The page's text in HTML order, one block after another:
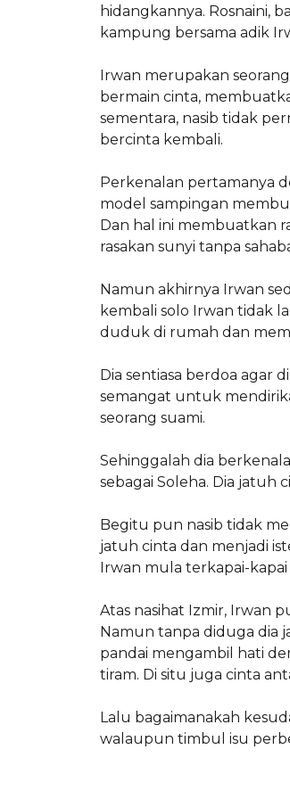
hidangkannya. Rosnaini,
kampung bersama adik
Irwan merupakan
bermain cinta,
sementara, nasib tidak
bercinta kembali.
Perkenalan pertamanya
model sampingan
Dan hal ini membuatkan
rasakan sunyi tanpa
Namun akhirnya Irwan
kembali solo Irwan tidak
duduk di rumah dan
Dia sentiasa berdoa agar
semangat untuk
seorang suami.
Sehinggalah dia
sebagai Soleha. Dia jatuh
Begitu pun nasib tidak
jatuh cinta dan menjadi
Irwan mula terkapai-kapai
Atas nasihat Izmir, Irwan
Namun tanpa diduga dia
pandai mengambil hati
tiram. Di situ juga cinta
Lalu bagaimanakah
walaupun timbul isu